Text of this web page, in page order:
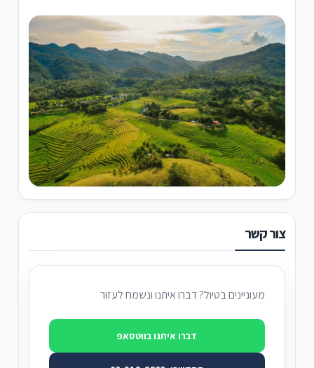
צור קשר
מעוניינים בטיול? דברו איתנו ונשמח לעזור
דברו איתנו בווטסאפ